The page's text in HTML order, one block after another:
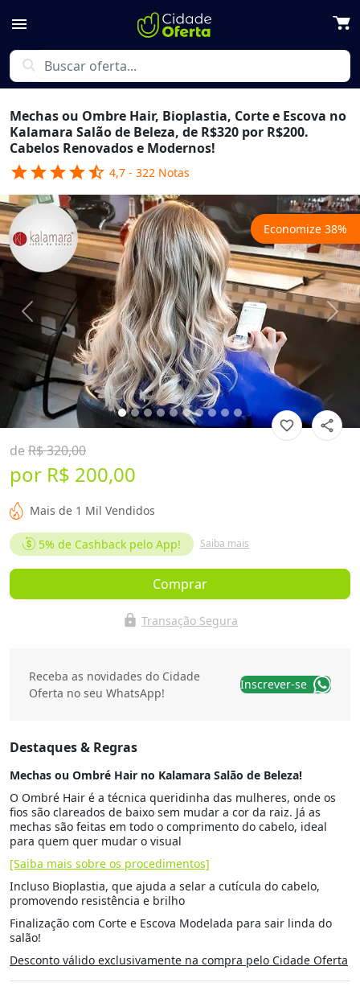
menu
search
Mechas ou Ombre Hair, Bioplastia, Corte e Escova no
Kalamara Salão de Beleza, de R$320 por R$200.
Cabelos Renovados e Modernos!
starstarstarstarstar_half 4,7 - 322 Notas
favorite_border share
Economize 38%
Previous Next
de R$ 320,00
por R$ 200,00
Mais de 1 Mil Vendidos
5% de Cashback pelo App! Saiba mais
Comprar
lock Transação Segura
Receba as novidades do Cidade
Oferta no seu WhatsApp!
Inscrever-se
Destaques & Regras
Mechas ou Ombré Hair no Kalamara Salão de Beleza!
O Ombré Hair é a técnica queridinha das mulheres, onde os
fios são clareados de baixo sem mudar a cor da raiz. Já as
mechas são feitas em todo o comprimento do cabelo, ideal
para quem quer mudar o visual
[Saiba mais sobre os procedimentos]
Incluso Bioplastia, que ajuda a selar a cutícula do cabelo,
promovendo resistência e brilho
Finalização com Corte e Escova Modelada para sair linda do
salão!
Desconto válido exclusivamente na compra pelo Cidade Oferta